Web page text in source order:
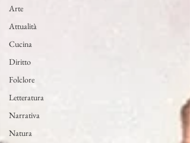
Arte
Attualità
Cucina
Diritto
Folclore
Letteratura
Narrativa
Natura